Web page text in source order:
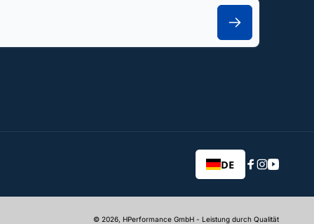
DE
Facebook
Instagram
© 2026, HPerformance GmbH - Leistung durch Qualität